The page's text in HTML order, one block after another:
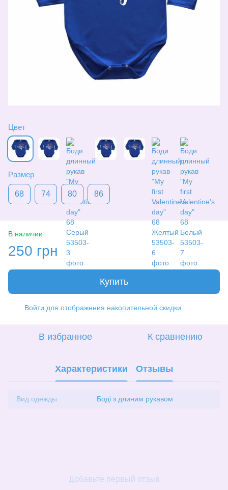
Цвет
Размер
68 74 80 86
В наличии
250 грн
Купить
Войти для отображения накопительной скидки
В избранное К сравнению
Характеристики Отзывы
Вид одежды Боді з длиним рукавом
Добавьте первый отзыв